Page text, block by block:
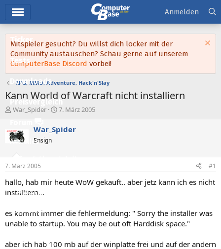
Ticker
Tests
Downloads
Preisvergleich
Forum
Aktuelles
Empfohlene Inhalte
Neueste Aktivitäten
Leserartikel
Regeln
Anmelden
Mitspieler gesucht? Du willst dich locker mit der
Community austauschen? Schau gerne auf unserem
ComputerBase Discord vorbei!
RPG, MMO, Adventure, Hack'n'Slay
Kann World of Warcraft nicht installiern
E
r
t
e
l
e
r
War_Spider
E
s
t
a
7. März 2005
War_Spider
Ensign
7. März 2005 #1
hallo, hab mir heute WoW gekauft.. aber jetz kann ich es nicht
installiern...
es kommt immer die fehlermeldung: " Sorry the installer was
unable to startup. You may be out oft Harddisk space."
aber ich hab 100 mb auf der winplatte frei und auf der andern